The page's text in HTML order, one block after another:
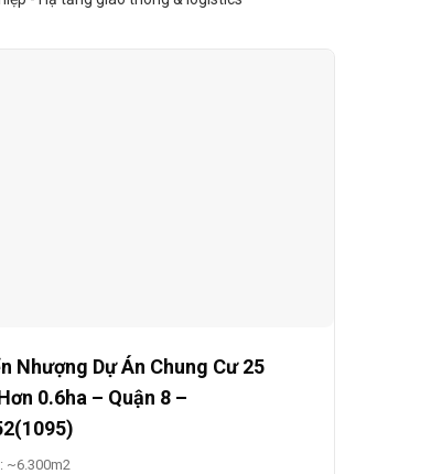
Nhượng Dự Án Chung Cư 25
0.6ha – Quận 8 –
~6.300m2